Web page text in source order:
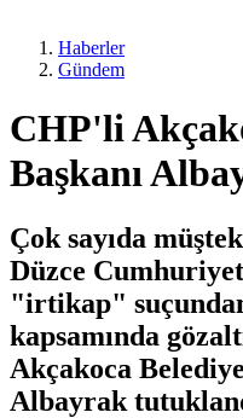
Haberler
Gündem
CHP'li
Başkanı
Çok sayıda
Düzce Cumhuriyet
"irtikap"
kapsamında
Akçakoca
Albayrak